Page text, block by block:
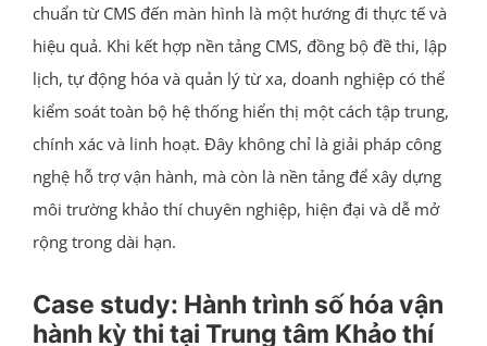
chuẩn từ CMS đến màn hình là một hướng đi thực tế và
hiệu quả. Khi kết hợp nền tảng CMS, đồng bộ đề thi, lập
lịch, tự động hóa và quản lý từ xa, doanh nghiệp có thể
kiểm soát toàn bộ hệ thống hiển thị một cách tập trung,
chính xác và linh hoạt. Đây không chỉ là giải pháp công
nghệ hỗ trợ vận hành, mà còn là nền tảng để xây dựng
môi trường khảo thí chuyên nghiệp, hiện đại và dễ mở
rộng trong dài hạn.
Case study: Hành trình số hóa vận
hành kỳ thi tại Trung tâm Khảo thí